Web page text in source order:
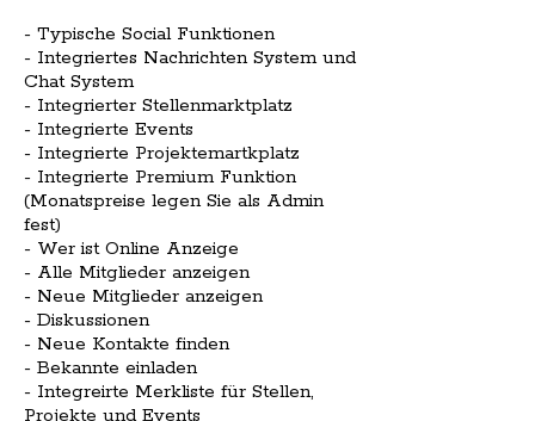
- Typische Social Funktionen
- Integriertes Nachrichten System und
Chat System
- Integrierter Stellenmarktplatz
- Integrierte Events
- Integrierte Projektemartkplatz
- Integrierte Premium Funktion
(Monatspreise legen Sie als Admin
fest)
- Wer ist Online Anzeige
- Alle Mitglieder anzeigen
- Neue Mitglieder anzeigen
- Diskussionen
- Neue Kontakte finden
- Bekannte einladen
- Integreirte Merkliste für Stellen,
Projekte und Events